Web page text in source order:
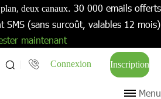
deux canaux. 30 000 emails offerts
SMS (sans surcoût, valables 12 mois)
maintenant
Connexion Inscription
Menu